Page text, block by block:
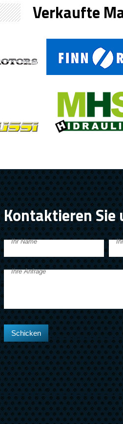
Verkaufte
Kontaktieren Sie
Ihr Name
Ihre Anfrage